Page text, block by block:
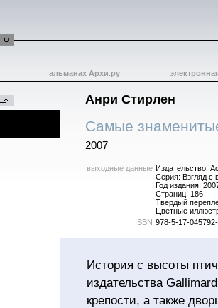
альманах Архи.ру
Анри Стирлен
Самые
2007
выходные данные Издательство:
Серия: Взгляд с
Год издания:
Страниц: 186
Твердый
Цветные
ISBN 978-5-17-
История с высоты
издательства
крепости, а также